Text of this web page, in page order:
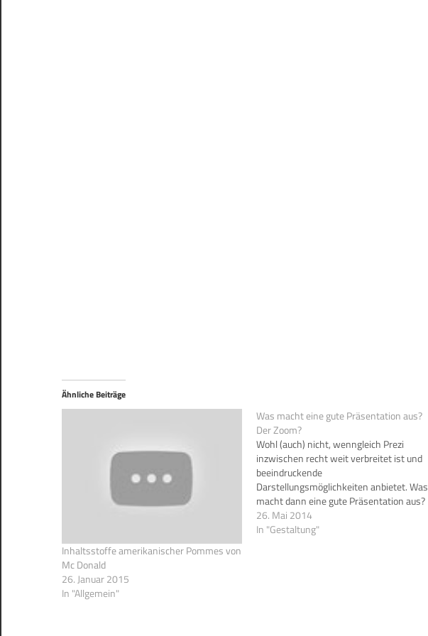
Ähnliche Beiträge
Inhaltsstoffe amerikanischer Pommes von
Mc Donald
26. Januar 2015
In "Allgemein"
Was macht eine gute Präsentation aus?
Der Zoom?
Wohl (auch) nicht, wenngleich Prezi
inzwischen recht weit verbreitet ist und
beeindruckende
Darstellungsmöglichkeiten anbietet. Was
macht dann eine gute Präsentation aus?
Präsenz, Struktur, Variation,
Anschaulichkeit, Adressatenorientierung,
26. Mai 2014
In "Gestaltung"